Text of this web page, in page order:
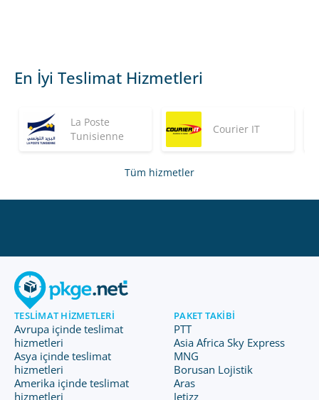
En İyi Teslimat Hizmetleri
La Poste
Tunisienne
Courier IT
Tüm hizmetler
TESLIMAT HIZMETLERI
Avrupa içinde teslimat
hizmetleri
Asya içinde teslimat
hizmetleri
Amerika içinde teslimat
hizmetleri
PAKET TAKIBI
PTT
Asia Africa Sky Express
MNG
Borusan Lojistik
Aras
Jetizz